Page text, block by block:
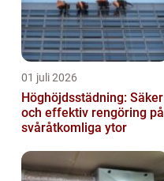
01 juli 2026
Höghöjdsstädning: Säker
och effektiv rengöring på
svåråtkomliga ytor